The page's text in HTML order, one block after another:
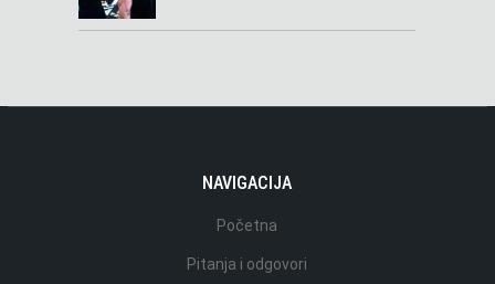
NAVIGACIJA
Početna
Pitanja i odgovori